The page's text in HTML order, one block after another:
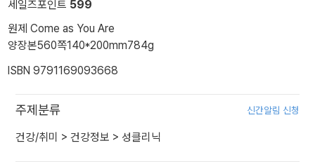
세일즈포인트 599
원제 Come as You Are
양장본560쪽140*200mm784g
ISBN 9791169093668
주제분류 신간알림 신청
건강/취미 > 건강정보 > 성클리닉